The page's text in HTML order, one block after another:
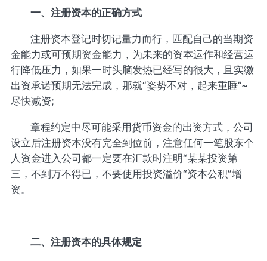
一、注册资本的正确方式
注册资本登记时切记量力而行，匹配自己的当期资
金能力或可预期资金能力，为未来的资本运作和经营运
行降低压力，如果一时头脑发热已经写的很大，且实缴
出资承诺预期无法完成，那就“姿势不对，起来重睡”~
尽快减资;
章程约定中尽可能采用货币资金的出资方式，公司
设立后注册资本没有完全到位前，注意任何一笔股东个
人资金进入公司都一定要在汇款时注明“某某投资第
三，不到万不得已，不要使用投资溢价“资本公积”增
资。
二、注册资本的具体规定